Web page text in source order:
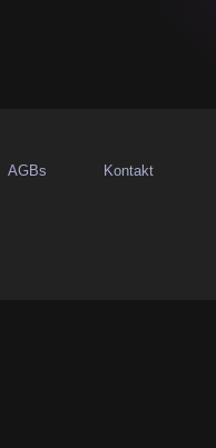
AGBs Kontakt